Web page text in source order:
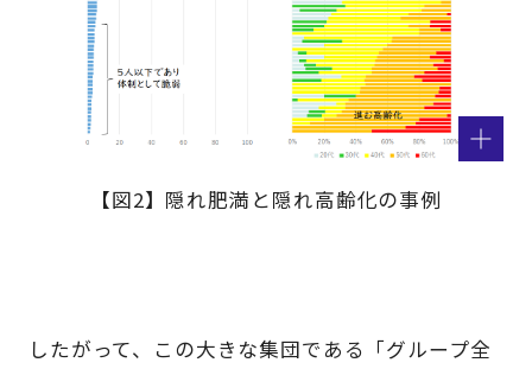
【図2】隠れ肥満と隠れ高齢化の事例
したがって、この大きな集団である「グループ全